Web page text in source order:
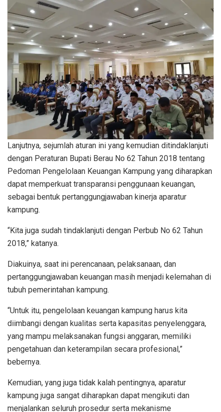
Lanjutnya, sejumlah aturan ini yang kemudian ditindaklanjuti
dengan Peraturan Bupati Berau No 62 Tahun 2018 tentang
Pedoman Pengelolaan Keuangan Kampung yang diharapkan
dapat memperkuat transparansi penggunaan keuangan,
sebagai bentuk pertanggungjawaban kinerja aparatur
kampung.
“Kita juga sudah tindaklanjuti dengan Perbub No 62 Tahun
2018,” katanya.
Diakuinya, saat ini perencanaan, pelaksanaan, dan
pertanggungjawaban keuangan masih menjadi kelemahan di
tubuh pemerintahan kampung.
“Untuk itu, pengelolaan keuangan kampung harus kita
diimbangi dengan kualitas serta kapasitas penyelenggara,
yang mampu melaksanakan fungsi anggaran, memiliki
pengetahuan dan keterampilan secara profesional,”
bebernya.
Kemudian, yang juga tidak kalah pentingnya, aparatur
kampung juga sangat diharapkan dapat mengikuti dan
menjalankan seluruh prosedur serta mekanisme